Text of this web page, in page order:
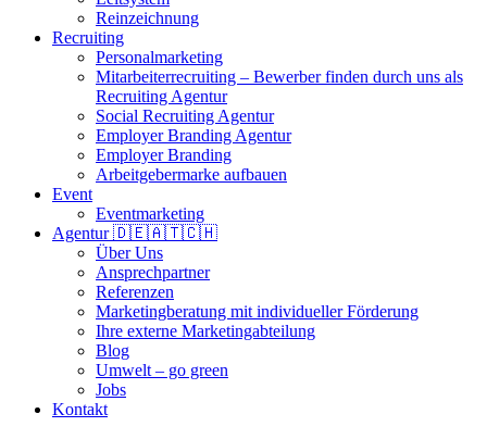
Reinzeichnung
Recruiting
Personalmarketing
Mitarbeiterrecruiting – Bewerber finden durch uns als
Recruiting Agentur
Social Recruiting Agentur
Employer Branding Agentur
Employer Branding
Arbeitgebermarke aufbauen
Event
Eventmarketing
Agentur 🇩🇪🇦🇹🇨🇭
Über Uns
Ansprechpartner
Referenzen
Marketingberatung mit individueller Förderung
Ihre externe Marketingabteilung
Blog
Umwelt – go green
Jobs
Kontakt